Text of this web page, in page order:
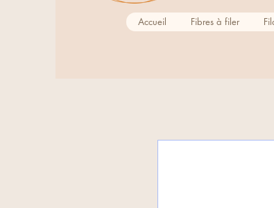
Accueil Fibres à filer